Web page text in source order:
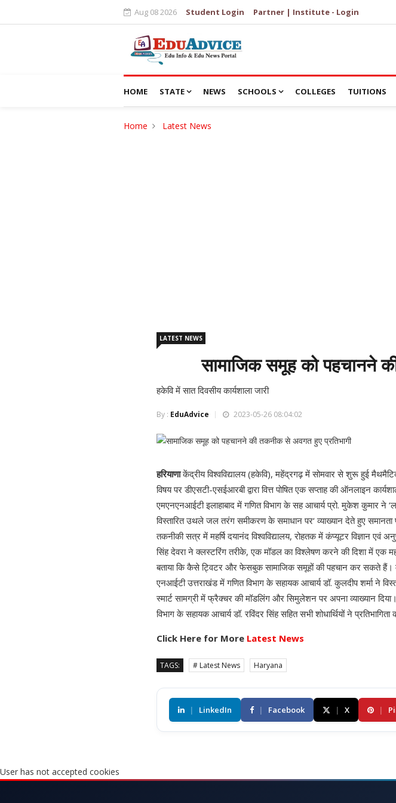
Aug 08 2026 Student Login Partner | Institute - Login
HOME STATE NEWS SCHOOLS COLLEGES TUITIONS
Home Latest News
LATEST NEWS
सामाजिक समूह को पहचानने
हकेवि में सात दिवसीय कार्यशाला जारी
By : EduAdvice 2023-05-26 08:04:02
हरियाणाकेंद्रीय विश्वविद्यालय (हकेवि), महेंद्रगढ़ में सोमवार से शुरू हुई
विषय पर डीएसटी-एसईआरबी द्वारा वित्त पोषित एक सप्ताह की ऑनलाइन
एमएनएनआईटी इलाहाबाद में गणित विभाग के सह आचार्य प्रो. मुकेश कुमार ने
विस्तारित उथले जल तरंग समीकरण के समाधान पर‘ व्याख्यान देते हुए समानता
तकनीकी सत्र में महर्षि दयानंद विश्वविद्यालय, रोहतक में कंप्यूटर विज्ञान एवं
सिंह देवरा ने क्लस्टरिंग तरीके, एक मॉडल का विश्लेषण करने की दिशा में एक
बताया कि कैसे ट्विटर और फेसबुक सामाजिक समूहों की पहचान कर सकते हैं।
एनआईटी उत्तराखंड में गणित विभाग के सहायक आचार्य डॉ. कुलदीप शर्मा ने
स्मार्ट सामग्री में फ्रैक्चर की मॉडलिंग और सिमुलेशन पर अपना व्याख्यान
विभाग के सहायक आचार्य डॉ. रविंदर सिंह सहित सभी शोधार्थियों ने प्रतिभागिता
Click Here for More Latest News
TAGS: # Latest News Haryana
| LinkedIn | Facebook | X |
User has not accepted cookies